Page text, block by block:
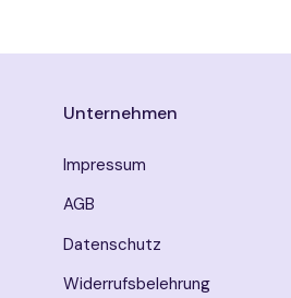
Unternehmen
Impressum
AGB
Datenschutz
Widerrufsbelehrung